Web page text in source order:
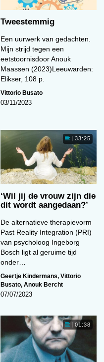
Tweestemmig
Een uurwerk van gedachten.
Mijn strijd tegen een
eetstoornisdoor Anouk
Maassen (2023)Leeuwarden:
Elikser, 108 p.
Vittorio Busato
03/11/2023
33:25
‘Wil jij de vrouw zijn die
dit wordt aangedaan?’
De alternatieve therapievorm
Past Reality Integration (PRI)
van psycholoog Ingeborg
Bosch ligt al geruime tijd
onder…
Geertje Kindermans, Vittorio
Busato, Anouk Bercht
07/07/2023
01:38